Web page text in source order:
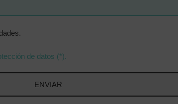
de datos (*).
ENVIAR